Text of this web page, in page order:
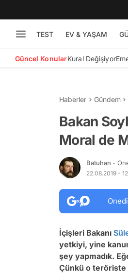
TEST EV & YAŞAM
Güncel KonularKural Değişiyor
Haberler Gündem
Bakan
Moral de
Batuhan -
22.08.2019 -
İçişleri Bakanı
yetkiyi, yine
şey yapmadık.
Çünkü o teröriste